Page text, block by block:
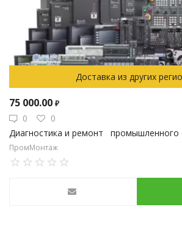
Доставка из других
75 000.00 ₽
0
0
Диагностика и ремонт промышленного
ПромМонтаж